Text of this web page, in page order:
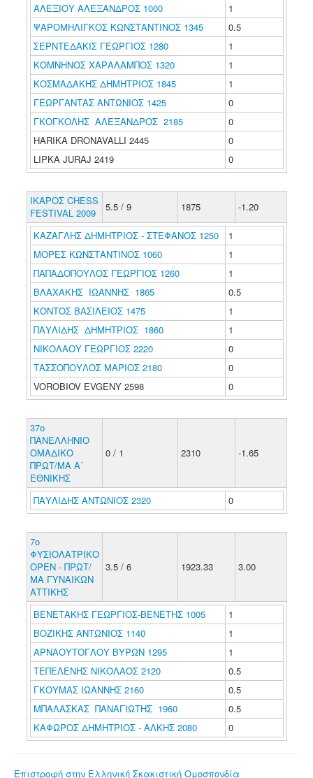
ΑΛΕΞΙΟΥ ΑΛΕΞΑΝΔΡΟΣ 1000
1
ΨΑΡΟΜΗΛΙΓΚΟΣ ΚΩΝΣΤΑΝΤΙΝΟΣ 1345
0.5
ΣΕΡΝΤΕΔΑΚΙΣ ΓΕΩΡΓΙΟΣ 1280
1
ΚΟΜΝΗΝΟΣ ΧΑΡΑΛΑΜΠΟΣ 1320
1
ΚΟΣΜΑΔΑΚΗΣ ΔΗΜΗΤΡΙΟΣ 1845
1
ΓΕΩΡΓΑΝΤΑΣ ΑΝΤΩΝΙΟΣ 1425
0
ΓΚΟΓΚΟΛΗΣ ΑΛΕΞΑΝΔΡΟΣ 2185
0
HARIKA DRONAVALLI 2445
0
LIPKA JURAJ 2419
0
ΙΚΑΡΟΣ CHESS
FESTIVAL 2009
5.5 / 9 1875 -1.20
ΚΑΖΑΓΛΗΣ ΔΗΜΗΤΡΙΟΣ - ΣΤΕΦΑΝΟΣ 1250
1
ΜΟΡΕΣ ΚΩΝΣΤΑΝΤΙΝΟΣ 1060
1
ΠΑΠΑΔΟΠΟΥΛΟΣ ΓΕΩΡΓΙΟΣ 1260
1
ΒΛΑΧΑΚΗΣ ΙΩΑΝΝΗΣ 1865
0.5
ΚΟΝΤΟΣ ΒΑΣΙΛΕΙΟΣ 1475
1
ΠΑΥΛΙΔΗΣ ΔΗΜΗΤΡΙΟΣ 1860
1
ΝΙΚΟΛΑΟΥ ΓΕΩΡΓΙΟΣ 2220
0
ΤΑΣΣΟΠΟΥΛΟΣ ΜΑΡΙΟΣ 2180
0
VOROBIOV EVGENY 2598
0
37ο
ΠΑΝΕΛΛΗΝΙΟ
ΟΜΑΔΙΚΟ
ΠΡΩΤ/ΜΑ Α΄
ΕΘΝΙΚΗΣ
0 / 1 2310 -1.65
ΠΑΥΛΙΔΗΣ ΑΝΤΩΝΙΟΣ 2320 0
7ο
ΦΥΣΙΟΛΑΤΡΙΚΟ
ΟΡΕΝ - ΠΡΩΤ/
ΜΑ ΓΥΝΑΙΚΩΝ
ΑΤΤΙΚΗΣ
3.5 / 6 1923.33 3.00
ΒΕΝΕΤΑΚΗΣ ΓΕΩΡΓΙΟΣ-ΒΕΝΕΤΗΣ 1005
1
ΒΟΖΙΚΗΣ ΑΝΤΩΝΙΟΣ 1140
1
ΑΡΝΑΟΥΤΟΓΛΟΥ ΒΥΡΩΝ 1295
1
ΤΕΠΕΛΕΝΗΣ ΝΙΚΟΛΑΟΣ 2120
0.5
ΓΚΟΥΜΑΣ ΙΩΑΝΝΗΣ 2160
0.5
ΜΠΑΛΑΣΚΑΣ ΠΑΝΑΓΙΩΤΗΣ 1960
0.5
ΚΑΦΩΡΟΣ ΔΗΜΗΤΡΙΟΣ - ΑΛΚΗΣ 2080
0
Επιστροφή στην Ελληνική Σκακιστική Ομοσπονδία